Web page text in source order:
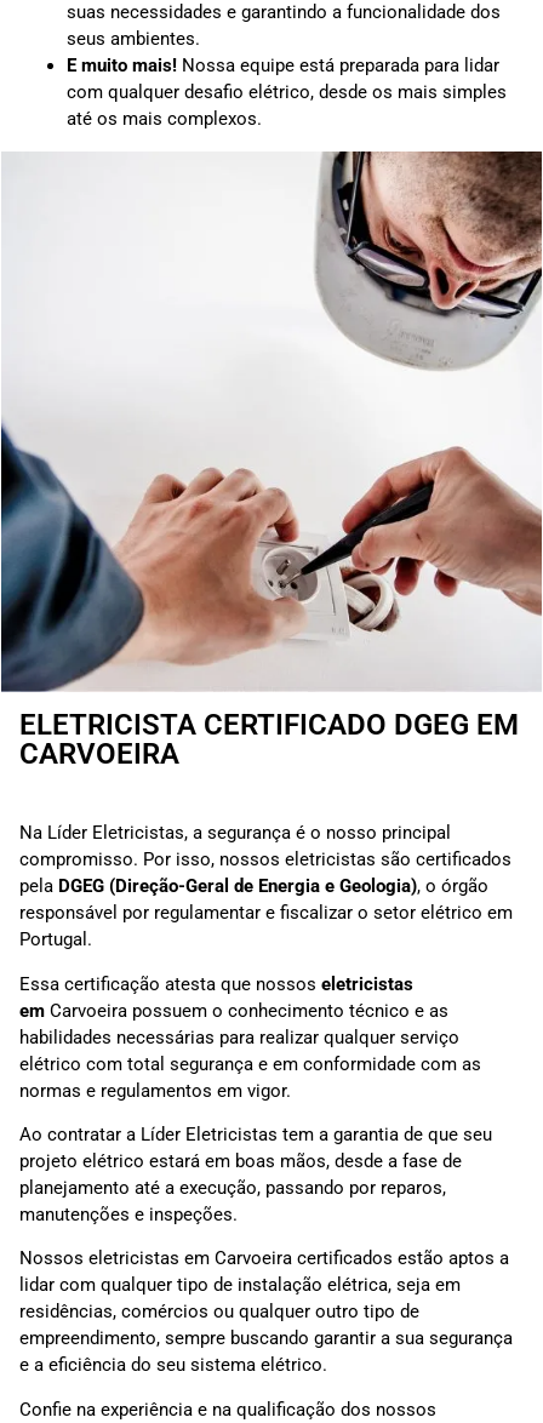
suas necessidades e garantindo a funcionalidade dos
seus ambientes.
E muito mais! Nossa equipe está preparada para lidar
com qualquer desafio elétrico, desde os mais simples
até os mais complexos.
ELETRICISTA CERTIFICADO DGEG EM
CARVOEIRA
Na Líder Eletricistas, a segurança é o nosso principal
compromisso. Por isso, nossos eletricistas são certificados
pela DGEG (Direção-Geral de Energia e Geologia), o órgão
responsável por regulamentar e fiscalizar o setor elétrico em
Portugal.
Essa certificação atesta que nossos eletricistas
em Carvoeira possuem o conhecimento técnico e as
habilidades necessárias para realizar qualquer serviço
elétrico com total segurança e em conformidade com as
normas e regulamentos em vigor.
Ao contratar a Líder Eletricistas tem a garantia de que seu
projeto elétrico estará em boas mãos, desde a fase de
planejamento até a execução, passando por reparos,
manutenções e inspeções.
Nossos eletricistas em Carvoeira certificados estão aptos a
lidar com qualquer tipo de instalação elétrica, seja em
residências, comércios ou qualquer outro tipo de
empreendimento, sempre buscando garantir a sua segurança
e a eficiência do seu sistema elétrico.
Confie na experiência e na qualificação dos nossos